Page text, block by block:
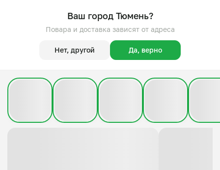
Ваш город Тюмень?
Повара и доставка зависят от адреса
Нет, другой Да, верно